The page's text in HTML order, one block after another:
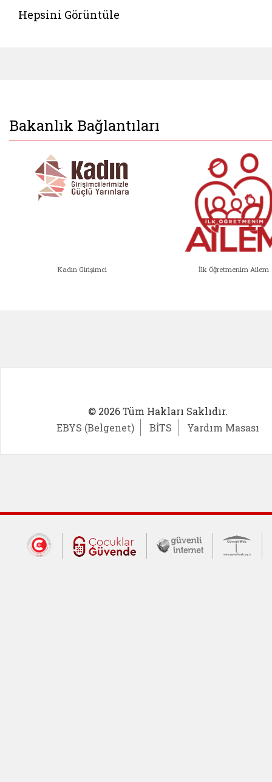
Hepsini Görüntüle
Bakanlık Bağlantıları
Kadın Girişimci İlk Öğretmenim Ailem
© 2026 Tüm Hakları Saklıdır.
EBYS (Belgenet)
BİTS Yardım Masası
Dış Bağlantılar
Cumhurbaşkanlığı İletişim Merkezi
Çocuklar Güvende (yeni
Güvenli